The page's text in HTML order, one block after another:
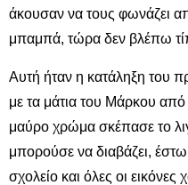
άκουσαν να τους φωνάζει
μπαμπά, τώρα δεν βλέπω
Αυτή ήταν η κατάληξη του
με τα μάτια του Μάρκου
μαύρο χρώμα σκέπασε το
μπορούσε να διαβάζει,
σχολείο και όλες οι εικόνες